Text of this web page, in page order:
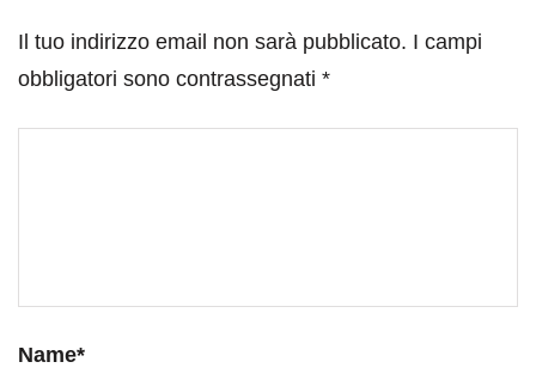
Il tuo indirizzo email non sarà pubblicato. I campi
obbligatori sono contrassegnati *
Name*